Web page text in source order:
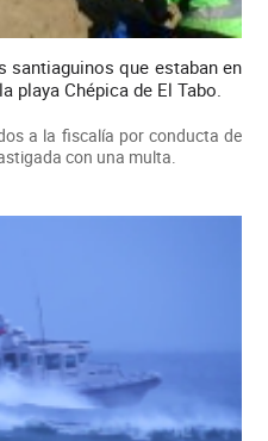
santiaguinos que estaban en
playa Chépica de El Tabo.
a la fiscalía por conducta de
con una multa.